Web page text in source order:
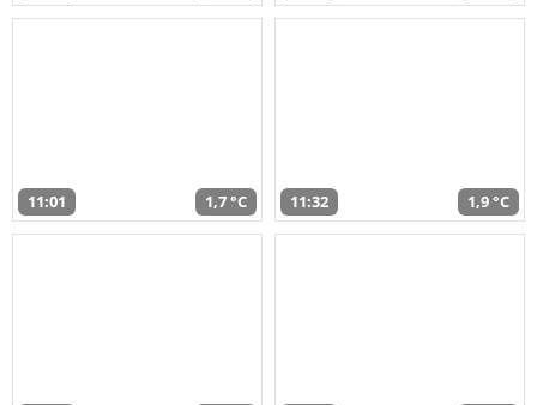
11:01 1,7 °C 11:32 1,9 °C